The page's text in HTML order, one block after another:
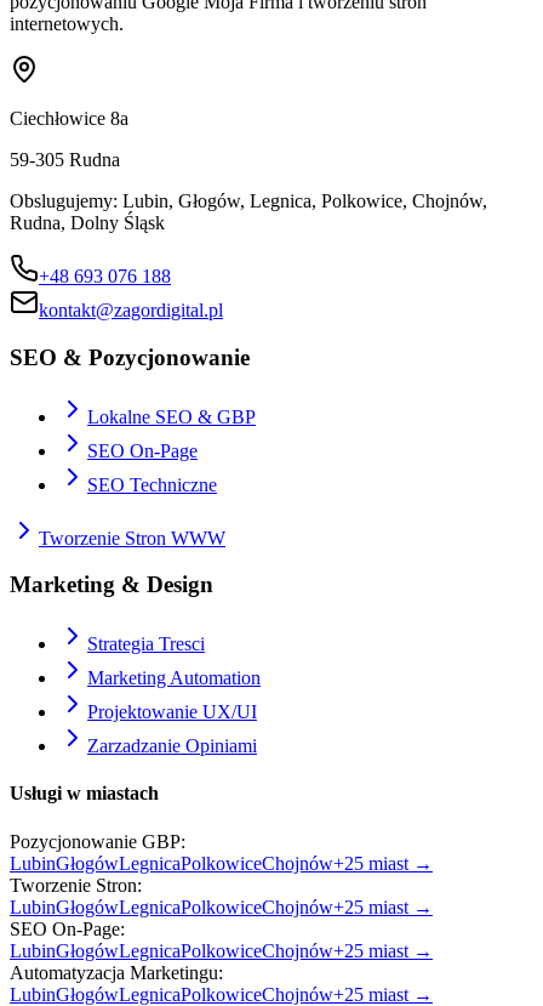
internetowych.
Ciechłowice 8a
59-305 Rudna
Obslugujemy: Lubin, Głogów, Legnica, Polkowice, Chojnów,
Rudna, Dolny Śląsk
+48 693 076 188
kontakt@zagordigital.pl
SEO & Pozycjonowanie
Lokalne SEO & GBP
SEO On-Page
SEO Techniczne
Tworzenie Stron WWW
Marketing & Design
Strategia Tresci
Marketing Automation
Projektowanie UX/UI
Zarzadzanie Opiniami
Usługi w miastach
Pozycjonowanie GBP:
LubinGłogówLegnicaPolkowiceChojnów+25 miast →
Tworzenie Stron:
LubinGłogówLegnicaPolkowiceChojnów+25 miast →
SEO On-Page:
LubinGłogówLegnicaPolkowiceChojnów+25 miast →
Automatyzacja Marketingu:
LubinGłogówLegnicaPolkowiceChojnów+25 miast →